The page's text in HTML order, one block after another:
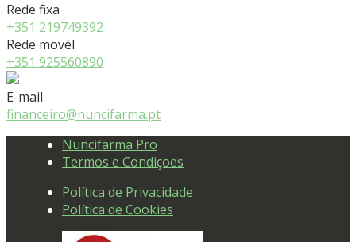
Rede fixa
+351 219749392
Rede movél
+351 925560890
E-mail
financeiro@nuncifarma.pt
Nuncifarma Pro
Termos e Condiçoes
Política de Privacidade
Política de Cookies